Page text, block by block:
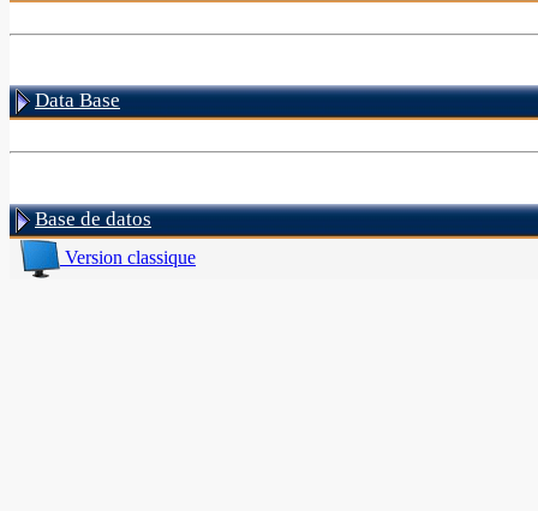
Data Base
Base de datos
Version classique